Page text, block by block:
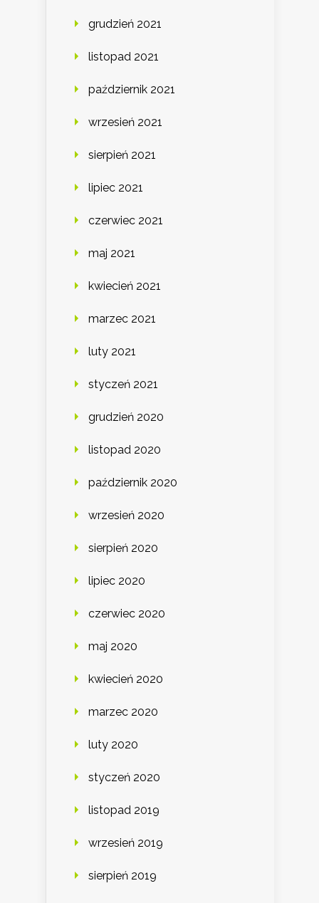
grudzień 2021
listopad 2021
październik 2021
wrzesień 2021
sierpień 2021
lipiec 2021
czerwiec 2021
maj 2021
kwiecień 2021
marzec 2021
luty 2021
styczeń 2021
grudzień 2020
listopad 2020
październik 2020
wrzesień 2020
sierpień 2020
lipiec 2020
czerwiec 2020
maj 2020
kwiecień 2020
marzec 2020
luty 2020
styczeń 2020
listopad 2019
wrzesień 2019
sierpień 2019